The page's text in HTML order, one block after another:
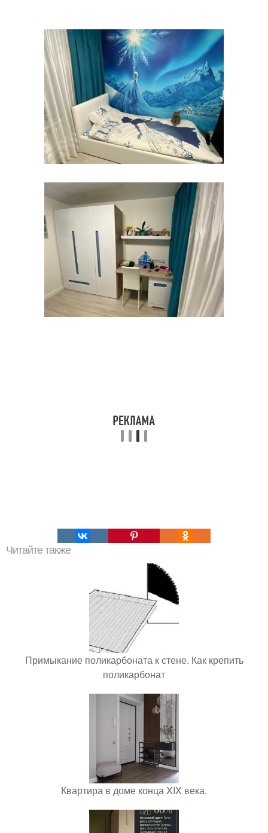
Читайте также
Примыкание поликарбоната к стене. Как крепить
поликарбонат
Квартира в доме конца XIX века.